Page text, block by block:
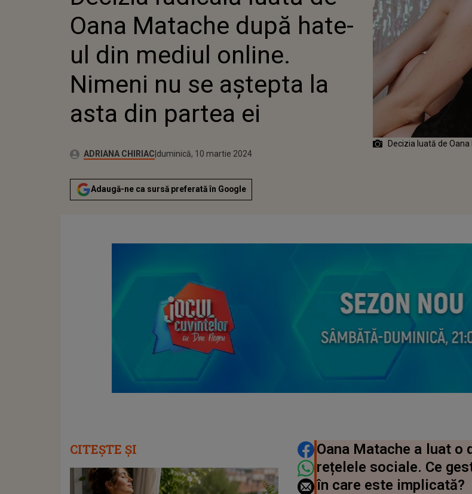
NU SE AȘTEPTA LA ASTA DIN
PARTEA EI
Oana Matache după hate-
ul din mediul online.
Nimeni nu se aștepta la
asta din partea ei
Autor:ADRIANA CHIRIACPublicat:
vineri, 10 martie 2023
Actualizat:
duminică, 10 martie 2024
Adaugă-ne ca sursă preferată în Google
Decizia luată de
DISTRIBUIE ARTICOLUL
Oana Matache a luat o
rețelele sociale. Ce
în care este implicată?
CITEȘTE ȘI